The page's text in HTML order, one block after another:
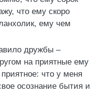
что ему скоро
ему чем
дружбы –
на приятные ему
что у меня
осознание бытия и